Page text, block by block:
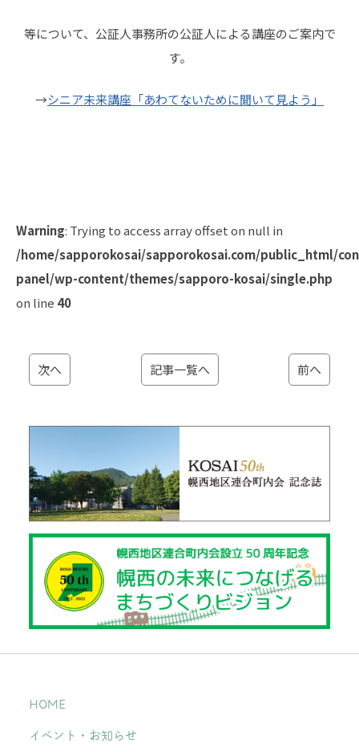
等について、公証人事務所の公証人による講座のご案内で
す。
→シニア未来講座「あわてないために聞いて見よう」
Warning: Trying to access array offset on null in
/home/sapporokosai/sapporokosai.com/public_html/
panel/wp-content/themes/sapporo-kosai/single.php
on line 40
次へ 記事一覧へ 前へ
HOME
イベント・お知らせ